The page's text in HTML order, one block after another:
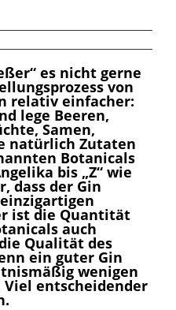
es nicht gerne
von
relativ einfacher:
lege Beeren,
Samen,
natürlich Zutaten
Botanicals
bis „Z“ wie
dass der Gin
ist die Quantität
auch
Qualität des
ein guter Gin
wenigen
entscheidender